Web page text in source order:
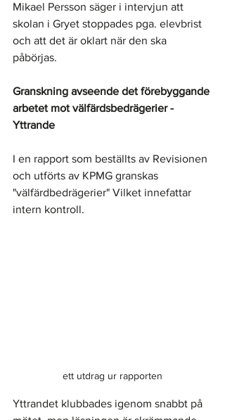
Mikael Persson säger i intervjun att
skolan i Gryet stoppades pga. elevbrist
och att det är oklart när den ska
påbörjas.
Granskning avseende det förebyggande
arbetet mot välfärdsbedrägerier -
Yttrande
I en rapport som beställts av Revisionen
och utförts av KPMG granskas
"välfärdbedrägerier" Vilket innefattar
intern kontroll.
ett utdrag ur rapporten
Yttrandet klubbades igenom snabbt på